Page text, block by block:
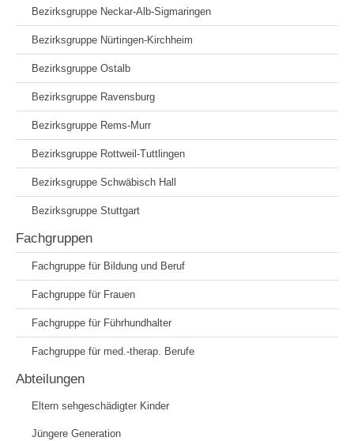
Bezirksgruppe Neckar-Alb-Sigmaringen
Bezirksgruppe Nürtingen-Kirchheim
Bezirksgruppe Ostalb
Bezirksgruppe Ravensburg
Bezirksgruppe Rems-Murr
Bezirksgruppe Rottweil-Tuttlingen
Bezirksgruppe Schwäbisch Hall
Bezirksgruppe Stuttgart
Fachgruppen
Fachgruppe für Bildung und Beruf
Fachgruppe für Frauen
Fachgruppe für Führhundhalter
Fachgruppe für med.-therap. Berufe
Abteilungen
Eltern sehgeschädigter Kinder
Jüngere Generation